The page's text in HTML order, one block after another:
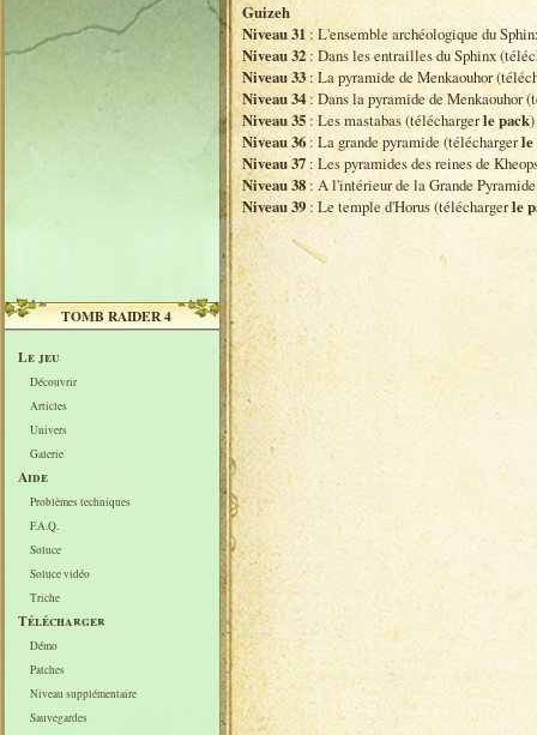
TOMB RAIDER 4
Le jeu
Découvrir
Articles
Univers
Galerie
Aide
Problèmes techniques
F.A.Q.
Soluce
Soluce vidéo
Triche
Télécharger
Démo
Patches
Niveau supplémentaire
Sauvegardes
Guizeh
Niveau 31 : L'ensemble archéologique du
Niveau 32 : Dans les entrailles du Sphinx
Niveau 33 : La pyramide de Menkaouhor
Niveau 34: Dans la pyramide de Menkaouhor
Niveau 35 : Les mastabas (téléchargerle pack)
Niveau 36 : La grande pyramide (téléchargerle
Niveau 37 : Les pyramides des reines de
Niveau 38 : A l'intérieur de la Grande
Niveau 39 : Le temple d'Horus (téléchargerle